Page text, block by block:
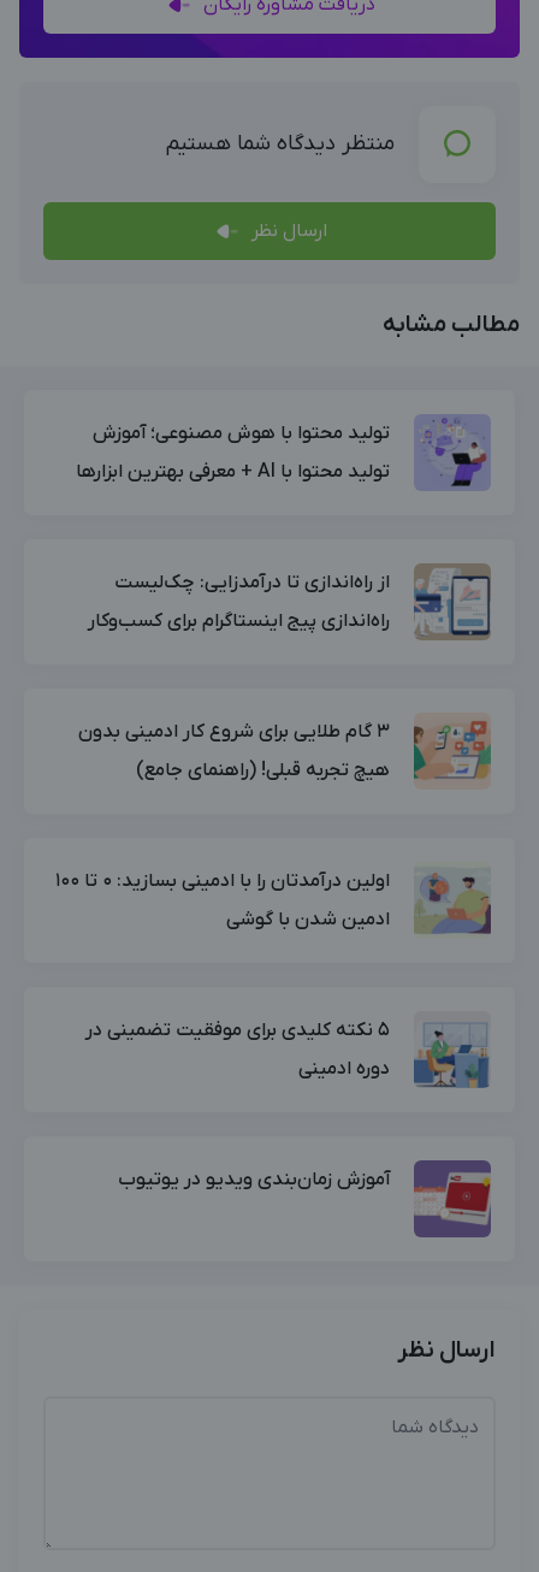
منتظر دیدگاه شما هستیم
ارسال نظر
مطالب مشابه
تولید محتوا با هوش مصنوعی؛ آموزش
تولید محتوا با AI + معرفی بهترین ابزارها
از راه‌اندازی تا درآمدزایی: چک‌لیست
راه‌اندازی پیج اینستاگرام برای کسب‌وکار
۳ گام طلایی برای شروع کار ادمینی بدون
هیچ تجربه قبلی! (راهنمای جامع)
اولین درآمدتان را با ادمینی بسازید: ۰ تا ۱۰۰
ادمین شدن با گوشی
۵ نکته کلیدی برای موفقیت تضمینی در
دوره ادمینی
آموزش زمان‌بندی ویدیو در یوتیوب
ارسال نظر